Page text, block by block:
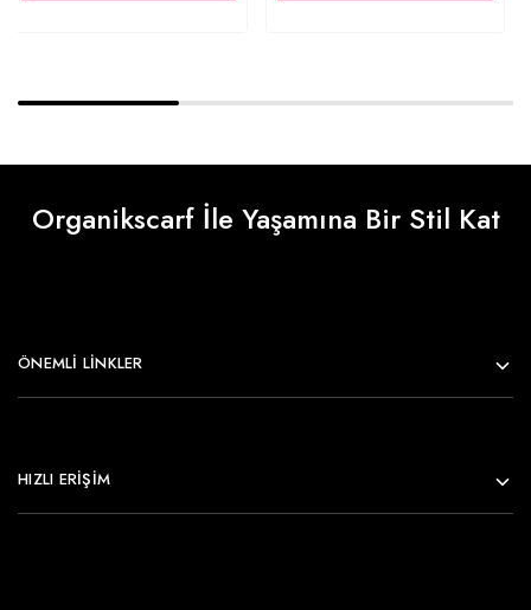
Organikscarf İle Yaşamına Bir Stil Kat
ÖNEMLI LINKLER
HIZLI ERİŞİM